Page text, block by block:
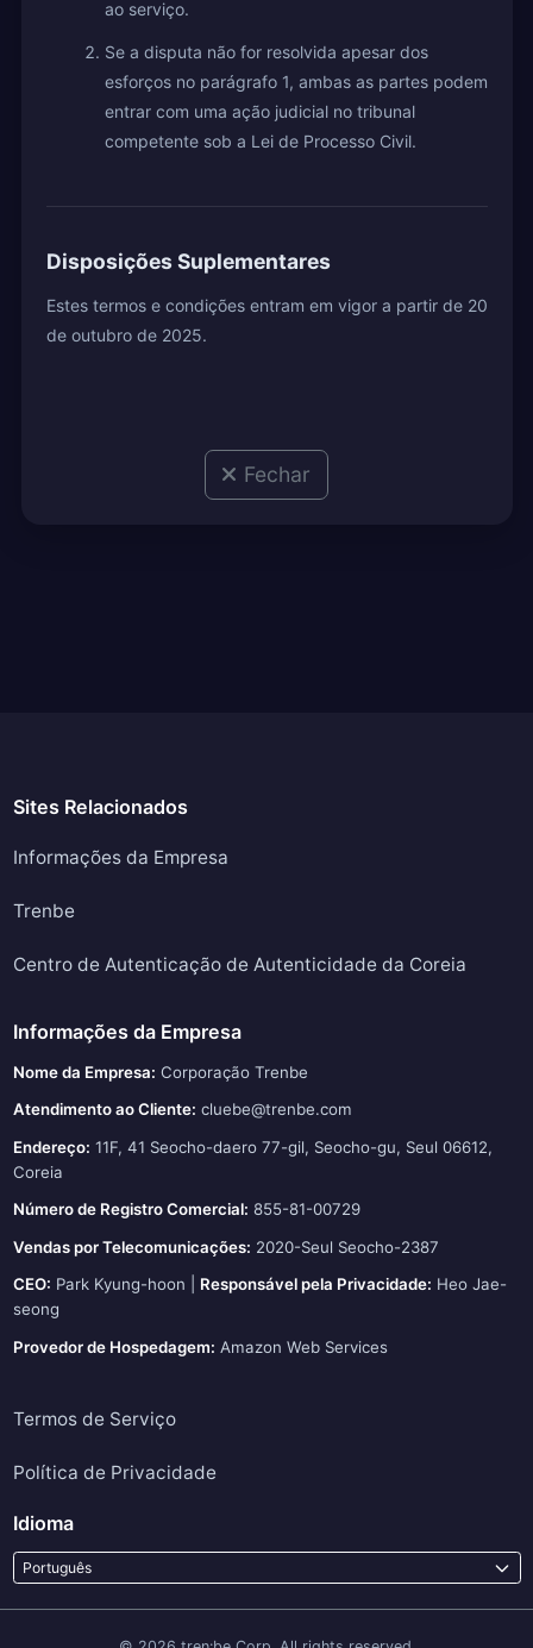
ao serviço.
Se a disputa não for resolvida apesar dos
esforços no parágrafo 1, ambas as partes podem
entrar com uma ação judicial no tribunal
competente sob a Lei de Processo Civil.
Disposições Suplementares
Estes termos e condições entram em vigor a partir de 20
de outubro de 2025.
Fechar
Sites Relacionados
Informações da Empresa
Trenbe
Centro de Autenticação de Autenticidade da Coreia
Informações da Empresa
Nome da Empresa: Corporação Trenbe
Atendimento ao Cliente: cluebe@trenbe.com
Endereço: 11F, 41 Seocho-daero 77-gil, Seocho-gu, Seul 06612,
Coreia
Número de Registro Comercial: 855-81-00729
Vendas por Telecomunicações: 2020-Seul Seocho-2387
CEO: Park Kyung-hoon | Responsável pela Privacidade: Heo Jae-
seong
Provedor de Hospedagem: Amazon Web Services
Termos de Serviço
Política de Privacidade
Idioma
Português